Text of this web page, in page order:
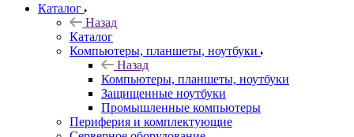
Каталог
Назад
Каталог
Компьютеры, планшеты, ноутбуки
Назад
Компьютеры, планшеты, ноутбуки
Защищенные ноутбуки
Промышленные компьютеры
Периферия и комплектующие